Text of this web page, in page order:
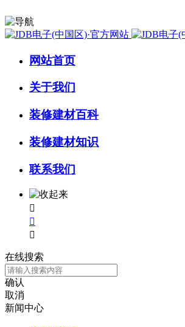
网站首页
关于我们
装修建材百科
装修建材知识
联系我们



在线搜索
确认
取消
新闻中心